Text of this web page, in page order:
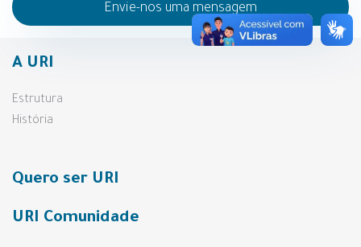
Envie-nos uma mensagem
A URI
Estrutura
História
Quero ser URI
URI Comunidade